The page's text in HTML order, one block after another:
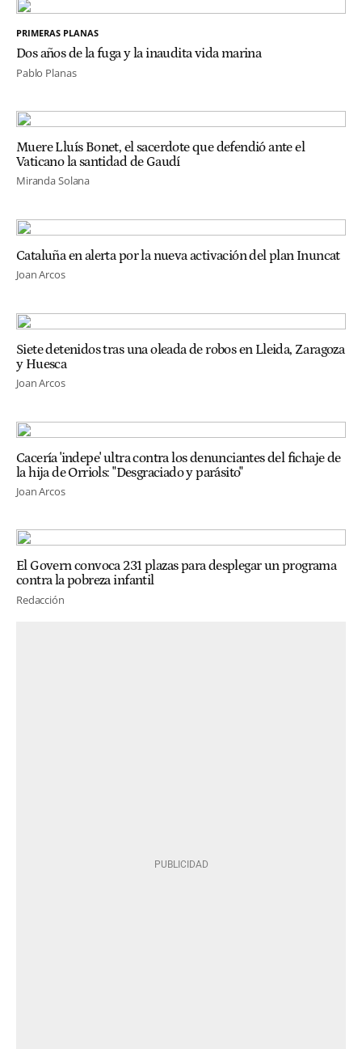
PRIMERAS PLANAS
Dos años de la fuga y la inaudita vida marina
Pablo Planas
Muere Lluís Bonet, el sacerdote que defendió ante el
Vaticano la santidad de Gaudí
Miranda Solana
Cataluña en alerta por la nueva activación del plan Inuncat
Joan Arcos
Siete detenidos tras una oleada de robos en Lleida, Zaragoza
y Huesca
Joan Arcos
Cacería 'indepe' ultra contra los denunciantes del fichaje de
la hija de Orriols: "Desgraciado y parásito"
Joan Arcos
El Govern convoca 231 plazas para desplegar un programa
contra la pobreza infantil
Redacción